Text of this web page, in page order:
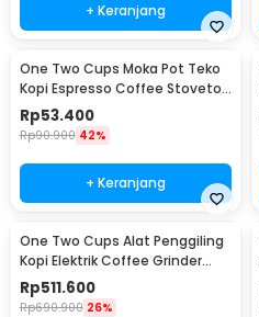
+ Keranjang
One Two Cups Moka Pot Teko
Kopi Espresso Coffee Stovetop
2 Cup 100ml - Z20
Rp53.400
Rp90.900 42%
+ Keranjang
One Two Cups Alat Penggiling
Kopi Elektrik Coffee Grinder
Adjustable - 600N
Rp511.600
Rp690.900 26%